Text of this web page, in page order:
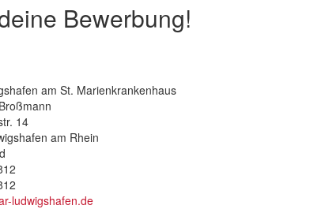
Bewerbung!
am St. Marienkrankenhaus
14
am Rhein
ludwigshafen.de